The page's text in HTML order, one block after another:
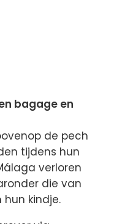
bagage en
de pech
tijdens hun
verloren
die van
hun kindje.